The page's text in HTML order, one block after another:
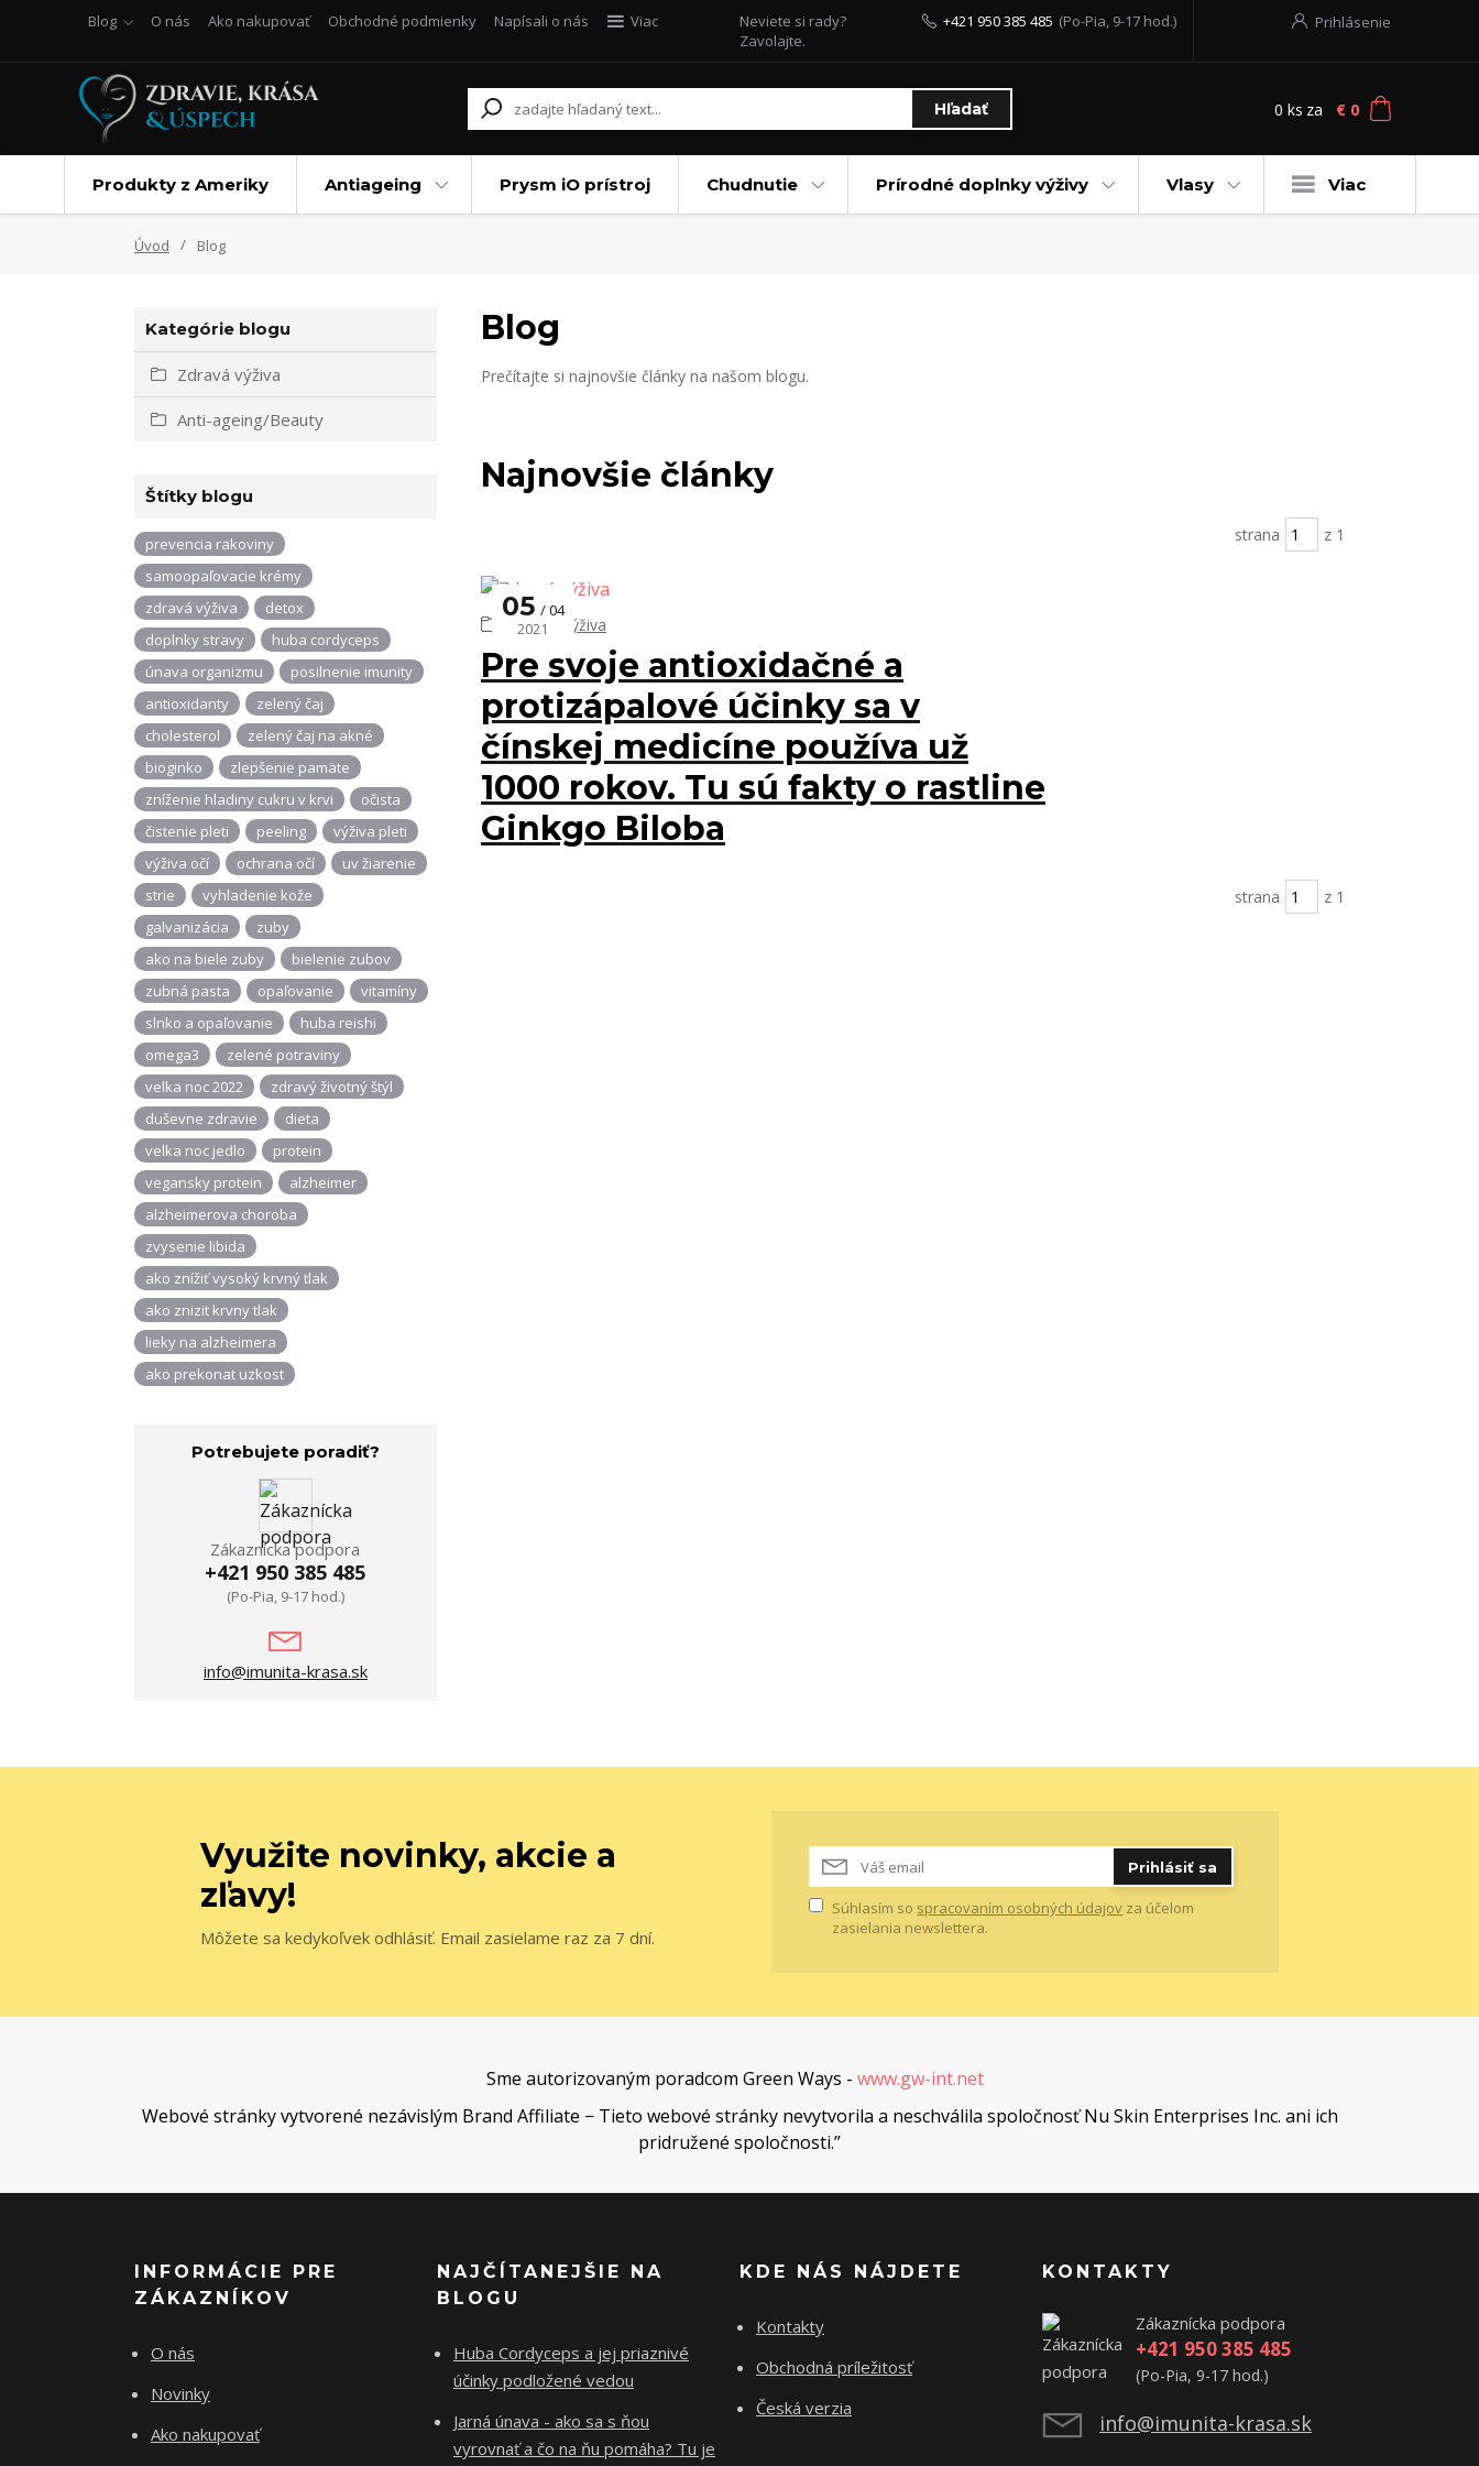
Blog O nás Ako nakupovať Obchodné podmienky Napísali o nás Viac Prihlásenie
Hľadať
Neviete si rady?
Zavolajte.
+421 950 385 485 (Po-Pia, 9-17 hod.)
0 ks za € 0
Produkty z Ameriky Antiageing Prysm iO prístroj Chudnutie Prírodné doplnky výživy Vlasy Viac
Úvod Blog
Kategórie blogu
Zdravá výživa
Anti-ageing/Beauty
Štítky blogu
prevencia rakoviny
samoopaľovacie krémy
zdravá výživa
detox
doplnky stravy
huba cordyceps
únava organizmu
posilnenie imunity
antioxidanty
zelený čaj
cholesterol
zelený čaj na akné
bioginko
zlepšenie pamäte
zníženie hladiny cukru v krvi
očista
čistenie pleti
peeling
výživa pleti
výživa očí
ochrana očí
uv žiarenie
strie
vyhladenie kože
galvanizácia
zuby
ako na biele zuby
bielenie zubov
zubná pasta
opaľovanie
vitamíny
slnko a opaľovanie
huba reishi
omega3
zelené potraviny
velka noc 2022
zdravý životný štýl
duševne zdravie
dieta
velka noc jedlo
protein
vegansky protein
alzheimer
alzheimerova choroba
zvysenie libida
ako znížiť vysoký krvný tlak
ako znizit krvny tlak
lieky na alzheimera
ako prekonat uzkost
Potrebujete poradiť?
Zákaznícka podpora
+421 950 385 485
(Po-Pia, 9-17 hod.)
info@imunita-krasa.sk
Blog
Prečítajte si najnovšie články na našom blogu.
Najnovšie články
strana z 1
Pre svoje antioxidačné a
protizápalové účinky sa v
čínskej medicíne používa už
1000 rokov. Tu sú fakty o rastline
Ginkgo Biloba
05
04
2021
Zdravá výživa
strana z 1
Využite novinky, akcie a
zľavy!
Môžete sa kedykoľvek odhlásiť. Email zasielame raz za 7 dní.
Prihlásiť sa
Súhlasím so spracovaním osobných údajov za účelom
zasielania newslettera.
Sme autorizovaným poradcom Green Ways - www.gw-int.net
Webové stránky vytvorené nezávislým Brand Affiliate − Tieto webové stránky nevytvorila a neschválila spoločnosť Nu Skin Enterprises Inc. ani ich
pridružené spoločnosti.”
INFORMÁCIE PRE
ZÁKAZNÍKOV
O nás
Novinky
Ako nakupovať
NAJČÍTANEJŠIE NA
BLOGU
Huba Cordyceps a jej priaznivé
účinky podložené vedou
Jarná únava - ako sa s ňou
vyrovnať a čo na ňu pomáha? Tu je
KDE NÁS NÁJDETE
Kontakty
Obchodná príležitosť
Česká verzia
KONTAKTY
Zákaznícka podpora
+421 950 385 485
(Po-Pia, 9-17 hod.)
info@imunita-krasa.sk